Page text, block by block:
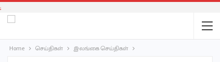
;
Home செய்திகள் இலங்கை செய்திகள்